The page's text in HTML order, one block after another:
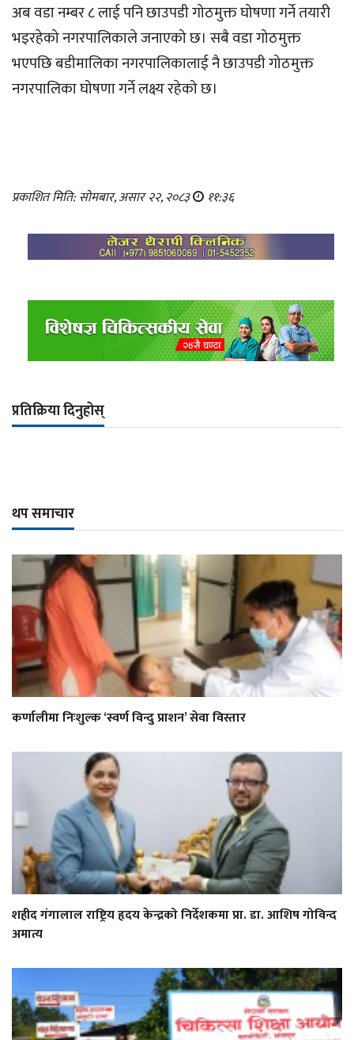
अब वडा नम्बर ८ लाई पनि छाउपडी गोठमुक्त घोषणा गर्ने तयारी
भइरहेको नगरपालिकाले जनाएको छ। सबै वडा गोठमुक्त
भएपछि बडीमालिका नगरपालिकालाई नै छाउपडी गोठमुक्त
नगरपालिका घोषणा गर्ने लक्ष्य रहेको छ।
प्रकाशित मिति: सोमबार, असार २२, २०८३ ११:३६
प्रतिक्रिया दिनुहोस्
थप समाचार
कर्णालीमा निःशुल्क ‘स्वर्ण विन्दु प्राशन’ सेवा विस्तार
शहीद गंगालाल राष्ट्रिय हृदय केन्द्रको निर्देशकमा प्रा. डा. आशिष गोविन्द
अमात्य